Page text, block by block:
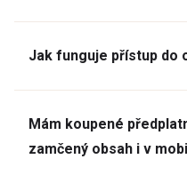
Jak funguje přístup do
Mám koupené
zamčený obsah i v